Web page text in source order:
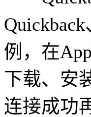
例，在
下载、安
连接成功